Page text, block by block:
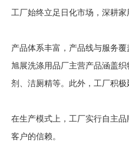
工厂始终立足日化市场，深耕
产品体系丰富，产品线与服务覆
旭展洗涤用品厂主营产品涵盖
剂、洁厕精等。此外，工厂积
在生产模式上，工厂实行自主
客户的信赖。